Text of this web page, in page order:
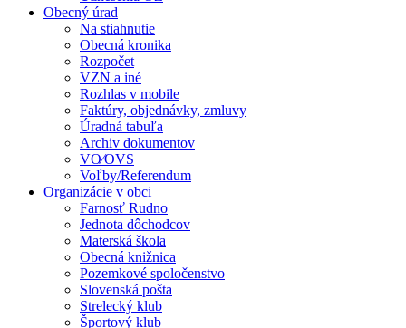
Obecný úrad
Na stiahnutie
Obecná kronika
Rozpočet
VZN a iné
Rozhlas v mobile
Faktúry, objednávky, zmluvy
Úradná tabuľa
Archiv dokumentov
VO⁄OVS
Voľby/Referendum
Organizácie v obci
Farnosť Rudno
Jednota dôchodcov
Materská škola
Obecná knižnica
Pozemkové spoločenstvo
Slovenská pošta
Strelecký klub
Športový klub